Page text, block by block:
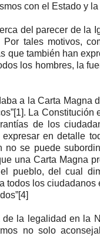
con el Estado y
del parecer de la
tales motivos,
que también han
los hombres, la
a la Carta Magna
La Constitución
de los
en detalle
se puede
una Carta Magna
pueblo, del cual
los
la legalidad en la
no solo